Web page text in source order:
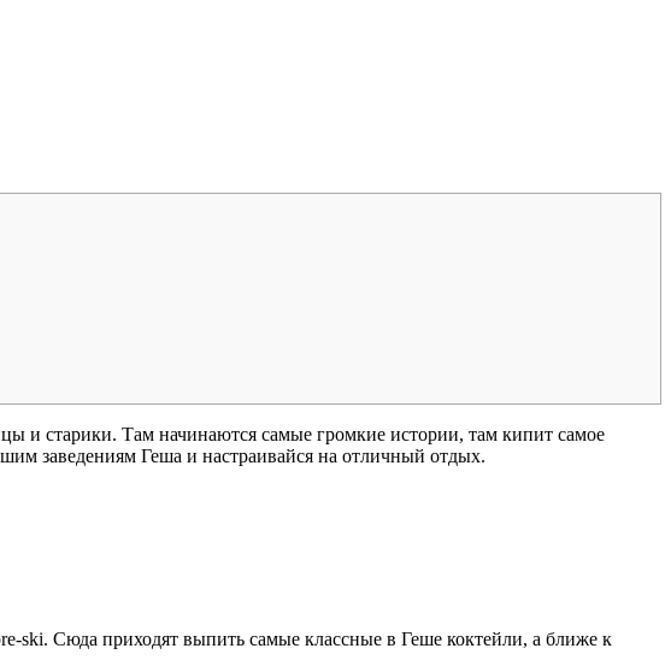
и старики. Там начинаются самые громкие истории, там кипит самое
заведениям Геша и настраивайся на отличный отдых.
ski. Сюда приходят выпить самые классные в Геше коктейли, а ближе к